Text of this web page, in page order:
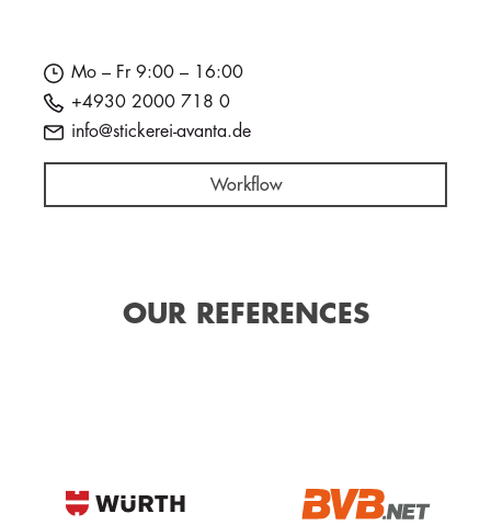
Mo – Fr 9:00 – 16:00
+4930 2000 718 0
info@stickerei-avanta.de
Workflow
OUR REFERENCES